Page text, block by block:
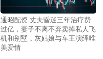
通昭配资 丈夫昏迷三年治疗费
过亿，妻子不离不弃卖掉私人飞
机和别墅，灰姑娘与车王演绎唯
美爱情